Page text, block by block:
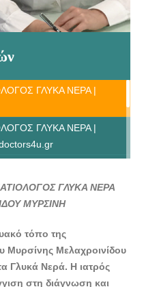
ΓΛΥΚΑ ΝΕΡΑ |
ΓΛΥΚΑ ΝΕΡΑ |
ΓΛΥΚΑ ΝΕΡΑ |
ΓΛΥΚΑ ΝΕΡΑ |
ΓΛΥΚΑ ΝΕΡΑ |
ΓΛΥΚΑ ΝΕΡΑ
ΜΥΡΣΙΝΗ
τόπο της
Μυρσίνης Μελαχροινίδου
Γλυκά Νερά. Η ιατρός
στη διάγνωση και